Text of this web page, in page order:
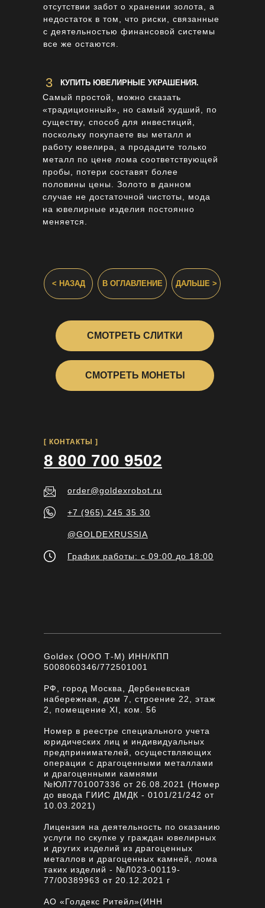
отсутствии забот о хранении золота, а
недостаток в том, что риски, связанные
с деятельностью финансовой системы
все же остаются.
КУПИТЬ ЮВЕЛИРНЫЕ УКРАШЕНИЯ.
3
Самый простой, можно сказать
«традиционный», но самый худший, по
существу, способ для инвестиций,
поскольку покупаете вы металл и
работу ювелира, а продадите только
металл по цене лома соответствующей
пробы, потери составят более
половины цены. Золото в данном
случае не достаточной чистоты, мода
на ювелирные изделия постоянно
меняется.
В ОГЛАВЛЕНИЕ
< НАЗАД ДАЛЬШЕ >
СМОТРЕТЬ СЛИТКИ
СМОТРЕТЬ МОНЕТЫ
8 800 700 9502
[ КОНТАКТЫ ]
order@goldexrobot.ru
АДРЕСА
ЗОЛОТОМАТОВ
+7 (965) 245 35 30
График работы: с 09:00 до 18:00
@GOLDEXRUSSIA
Goldex (ООО Т-М) ИНН/КПП
5008060346/772501001
РФ, город Москва, Дербеневская
набережная, дом 7, строение 22, этаж
2, помещение XI, ком. 56
Номер в реестре специального учета
юридических лиц и индивидуальных
предпринимателей, осуществляющих
операции с драгоценными металлами
и драгоценными камнями
№ЮЛ7701007336 от 26.08.2021 (Номер
до ввода ГИИС ДМДК - 0101/21/242 от
10.03.2021)
Лицензия на деятельность по оказанию
услуги по скупке у граждан ювелирных
и других изделий из драгоценных
металлов и драгоценных камней, лома
таких изделий - №Л023-00119-
77/00389963 от 20.12.2021 г
АО «Голдекс Ритейл»(ИНН